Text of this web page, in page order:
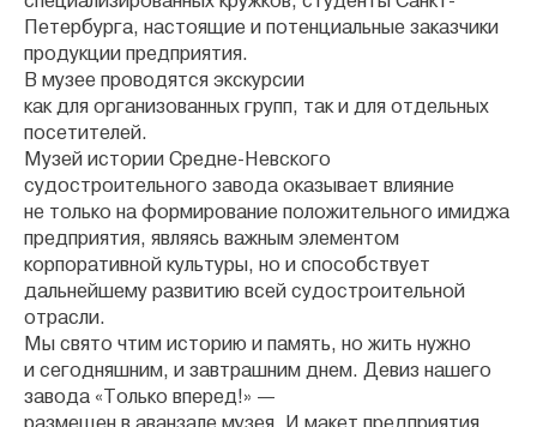
Петербурга, настоящие и потенциальные заказчики
продукции предприятия.
В музее проводятся экскурсии
как для организованных групп, так и для отдельных
посетителей.
Музей истории Средне-Невского
судостроительного завода оказывает влияние
не только на формирование положительного имиджа
предприятия, являясь важным элементом
корпоративной культуры, но и способствует
дальнейшему развитию всей судостроительной
отрасли.
Мы свято чтим историю и память, но жить нужно
и сегодняшним, и завтрашним днем. Девиз нашего
завода «Только вперед!» —